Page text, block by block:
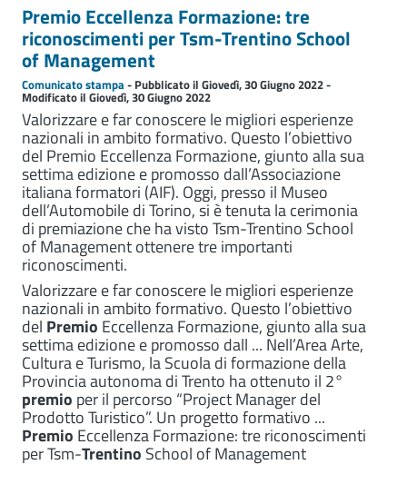
Premio Eccellenza Formazione: tre
riconoscimenti per Tsm-Trentino School
of Management
Comunicato stampa- Pubblicato il Giovedì, 30 Giugno 2022 -
Modificato il Giovedì, 30 Giugno 2022
Valorizzare e far conoscere le migliori esperienze
nazionali in ambito formativo. Questo l’obiettivo
del Premio Eccellenza Formazione, giunto alla sua
settima edizione e promosso dall’Associazione
italiana formatori (AIF). Oggi, presso il Museo
dell’Automobile di Torino, si è tenuta la cerimonia
di premiazione che ha visto Tsm-Trentino School
of Management ottenere tre importanti
riconoscimenti.
Valorizzare e far conoscere le migliori esperienze
nazionali in ambito formativo. Questo l’obiettivo
del Premio Eccellenza Formazione, giunto alla sua
settima edizione e promosso dall ... Nell’Area Arte,
Cultura e Turismo, la Scuola di formazione della
Provincia autonoma di Trento ha ottenuto il 2°
premio per il percorso “Project Manager del
Prodotto Turistico”. Un progetto formativo ...
Premio Eccellenza Formazione: tre riconoscimenti
per Tsm-Trentino School of Management